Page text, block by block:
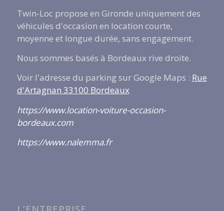
Twin-Loc propose en Gironde uniquement des
véhicules d'occasion en location courte,
moyenne et longue durée, sans engagement.
Nous sommes basés à Bordeaux rive droite.
Voir l'adresse du parking sur Google Maps : Rue
d'Artagnan 33100 Bordeaux
https://www.location-voiture-occasion-
bordeaux.com
https://www.nalemma.fr